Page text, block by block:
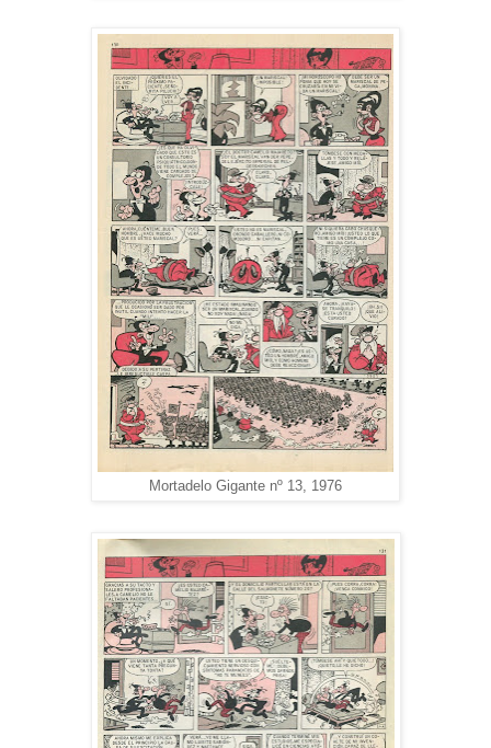
Mortadelo Gigante nº 13, 1976